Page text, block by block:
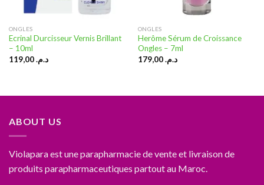
ONGLES
Ecrinal Durcisseur Vernis Brillant
– 10ml
د.م.119,00
ONGLES
Herôme Sérum de Croissance
Ongles – 7ml
د.م.179,00
ABOUT US
Violapara est une parapharmacie de vente et livraison de
produits parapharmaceutiques partout au Maroc.